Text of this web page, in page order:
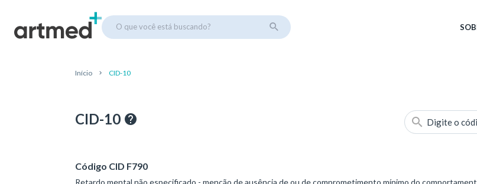
O que você está buscando?
Início CID-10
CID-10 Digite o
Código CID F790
Retardo mental não especificado - menção de ausência de ou de comprometimento mínimo do